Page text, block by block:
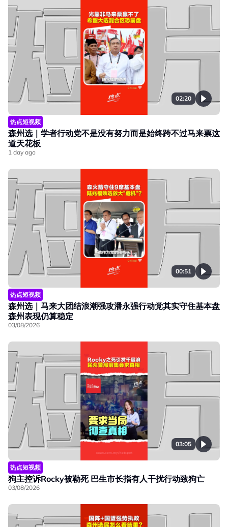
02:20
热点短视频
森州选｜学者行动党不是没有努力而是始终跨不过马来票这
道天花板
1 day ago
00:51
热点短视频
森州选｜马来大团结浪潮强攻潘永强行动党其实守住基本盘
森州表现仍算稳定
03/08/2026
03:05
热点短视频
狗主控诉Rocky被勒死 巴生市长指有人干扰行动致狗亡
03/08/2026